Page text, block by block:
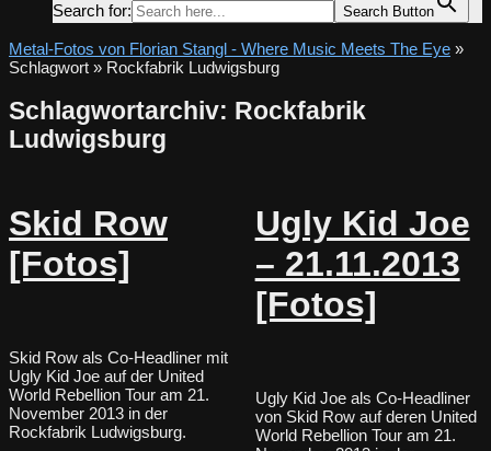
Search for: Search Button
Metal-Fotos von Florian Stangl - Where Music Meets The Eye »
Schlagwort » Rockfabrik Ludwigsburg
Schlagwortarchiv: Rockfabrik
Ludwigsburg
Skid Row
[Fotos]
Skid Row als Co-Headliner mit
Ugly Kid Joe auf der United
World Rebellion Tour am 21.
November 2013 in der
Rockfabrik Ludwigsburg.
Ugly Kid Joe
– 21.11.2013
[Fotos]
Ugly Kid Joe als Co-Headliner
von Skid Row auf deren United
World Rebellion Tour am 21.